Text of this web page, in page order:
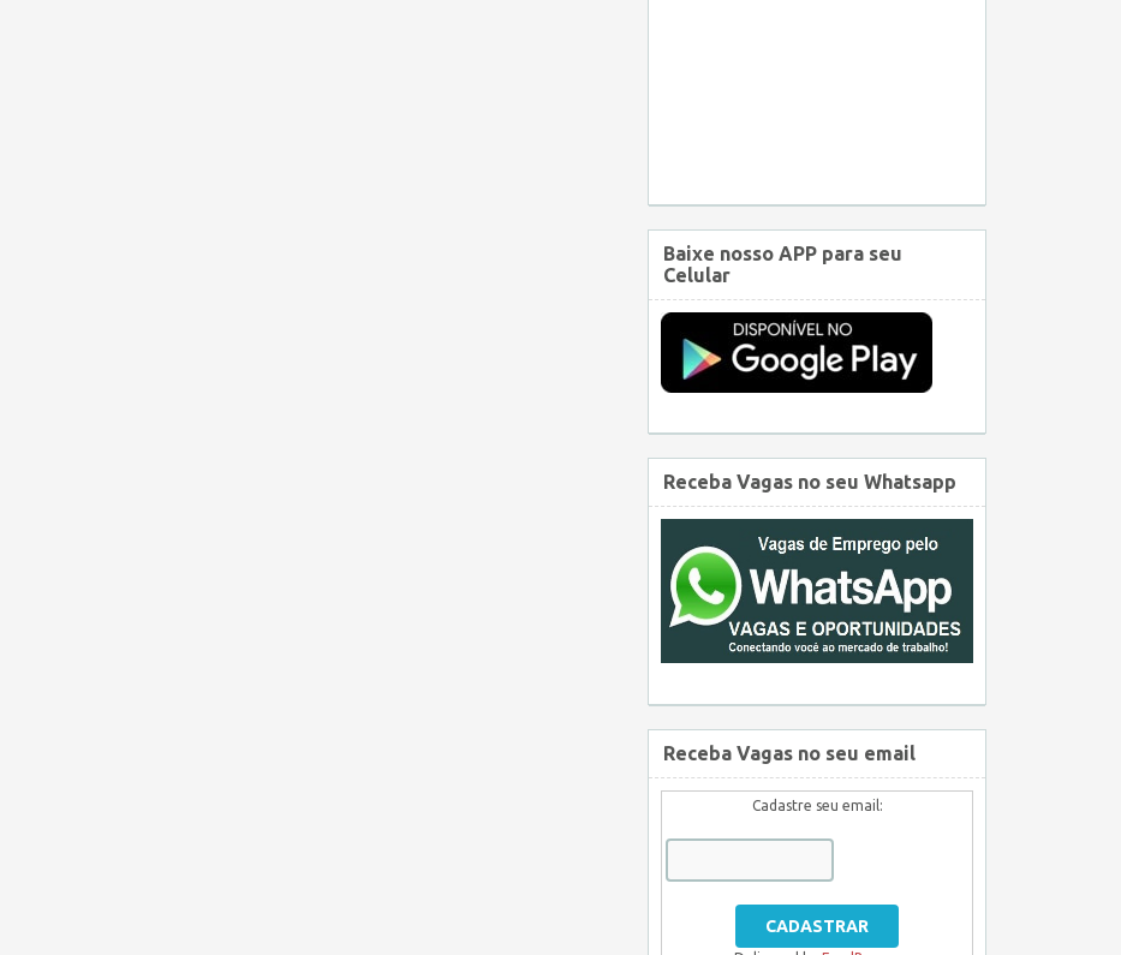
Baixe nosso APP para seu
Celular
Receba Vagas no seu Whatsapp
Receba Vagas no seu email
Cadastre seu email: